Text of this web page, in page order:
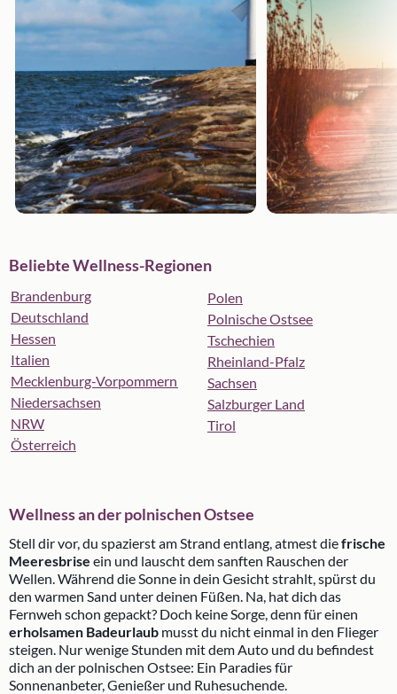
Beliebte Wellness-Regionen
Brandenburg
Deutschland
Hessen
Italien
Mecklenburg-Vorpommern
Niedersachsen
NRW
Österreich
Polen
Polnische Ostsee
Tschechien
Rheinland-Pfalz
Sachsen
Salzburger Land
Tirol
Wellness an der polnischen Ostsee
Stell dir vor, du spazierst am Strand entlang, atmest diefrische
Meeresbrise ein und lauscht dem sanften Rauschen der
Wellen. Während die Sonne in dein Gesicht strahlt, spürst du
den warmen Sand unter deinen Füßen. Na, hat dich das
Fernweh schon gepackt? Doch keine Sorge, denn für einen
erholsamen Badeurlaub musst du nicht einmal in den Flieger
steigen. Nur wenige Stunden mit dem Auto und du befindest
dich an der polnischen Ostsee: Ein Paradies für
Sonnenanbeter, Genießer und Ruhesuchende.